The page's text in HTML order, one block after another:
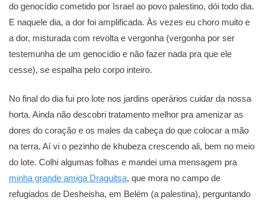
do genocídio cometido por Israel ao povo palestino, dói todo dia.
E naquele dia, a dor foi amplificada. Às vezes eu choro muito e
a dor, misturada com revolta e vergonha (vergonha por ser
testemunha de um genocídio e não fazer nada pra que ele
cesse), se espalha pelo corpo inteiro.
No final do dia fui pro lote nos jardins operários cuidar da nossa
horta. Ainda não descobri tratamento melhor pra amenizar as
dores do coração e os males da cabeça do que colocar a mão
na terra. Aí vi o pezinho de khubeza crescendo ali, bem no meio
do lote. Colhi algumas folhas e mandei uma mensagem pra
minha grande amiga Draguitsa, que mora no campo de
refugiados de Desheisha, em Belém (a palestina), perguntando